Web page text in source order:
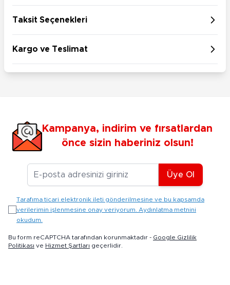
Taksit Seçenekleri
Kargo ve Teslimat
Kampanya, indirim ve fırsatlardan
önce sizin haberiniz olsun!
E-posta Adresiniz
Üye Ol
Tarafıma ticari elektronik ileti gönderilmesine ve bu kapsamda
verilerimin işlenmesine onay veriyorum. Aydınlatma metnini
okudum.
Bu form reCAPTCHA tarafından korunmaktadır - Google Gizlilik
Politikası ve Hizmet Şartları geçerlidir.